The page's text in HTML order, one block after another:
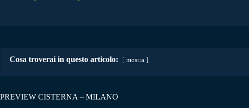
Cosa troverai in questo articolo: mostra
PREVIEW CISTERNA – MILANO